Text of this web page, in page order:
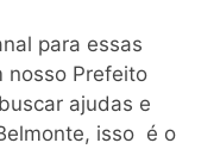
para essas
nosso Prefeito
ajudas e
isso é o